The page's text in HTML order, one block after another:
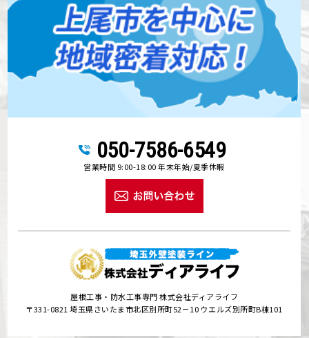
050-7586-6549
営業時間 9:00-18:00 年末年始/夏季休暇
屋根工事・防水工事専門 株式会社ディアライフ
〒331-0821 埼玉県さいたま市北区別所町52－10 ウエルズ別所町B棟101